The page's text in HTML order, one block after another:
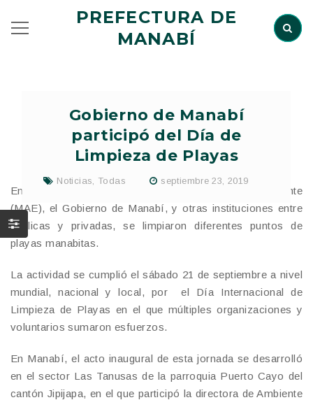
PREFECTURA DE
MANABÍ
Gobierno de Manabí
participó del Día de
Limpieza de Playas
Noticias Todas septiembre 23, 2019
En una acción conjunta con el Ministerio de Ambiente
(MAE), el Gobierno de Manabí, y otras instituciones entre
públicas y privadas, se limpiaron diferentes puntos de
playas manabitas.
La actividad se cumplió el sábado 21 de septiembre a nivel
mundial, nacional y local, por el Día Internacional de
Limpieza de Playas en el que múltiples organizaciones y
voluntarios sumaron esfuerzos.
En Manabí, el acto inaugural de esta jornada se desarrolló
en el sector Las Tanusas de la parroquia Puerto Cayo del
cantón Jipijapa, en el que participó la directora de Ambiente